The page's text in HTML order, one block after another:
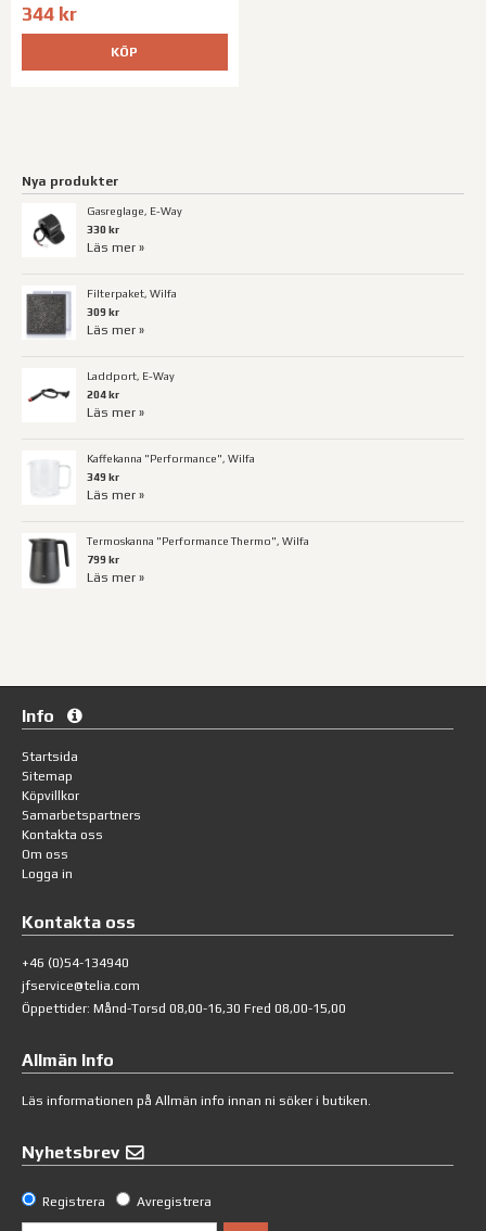
344 kr
KÖP
Nya produkter
Gasreglage, E-Way
330 kr
Läs mer »
Filterpaket, Wilfa
309 kr
Läs mer »
Laddport, E-Way
204 kr
Läs mer »
Kaffekanna "Performance", Wilfa
349 kr
Läs mer »
Termoskanna "Performance Thermo", Wilfa
799 kr
Läs mer »
Info
Startsida
Sitemap
Köpvillkor
Samarbetspartners
Kontakta oss
Om oss
Logga in
Kontakta oss
+46 (0)54-134940
jfservice@telia.com
Öppettider: Månd-Torsd 08,00-16,30 Fred 08,00-15,00
Allmän Info
Läs informationen på Allmän info innan ni söker i butiken.
Nyhetsbrev
Registrera Avregistrera